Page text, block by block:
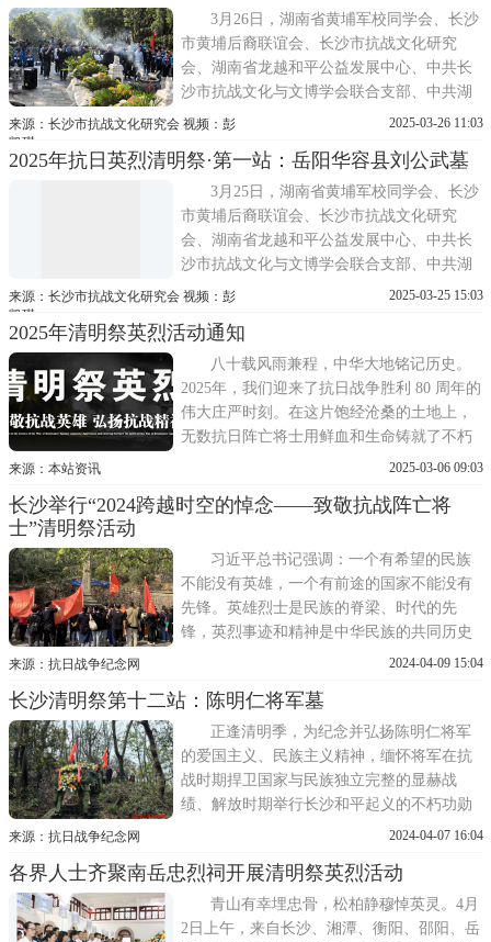
3月26日，湖南省黄埔军校同学会、长沙
市黄埔后裔联谊会、长沙市抗战文化研究
会、湖南省龙越和平公益发展中心、中共长
沙市抗战文化与文博学会联合支部、中共湖
南炎德文化实业有限公司党支部、民革湖南
部、湖南炎德文化实业有限公司、抗日战争
纪念网、抗日战争图书馆、湖南知青网等单
位专程赴湖南石门县郑洞国将军墓园...
来源：长沙市抗战文化研究会 视频：彭
凯琪
2025-03-26 11:03
2025年抗日英烈清明祭·第一站：岳阳华容县刘公武墓
3月25日，湖南省黄埔军校同学会、长沙
市黄埔后裔联谊会、长沙市抗战文化研究
会、湖南省龙越和平公益发展中心、中共长
沙市抗战文化与文博学会联合支部、中共湖
南炎德文化实业有限公司党支部、民革湖南
部、湖南炎德文化实业有限公司、抗日战争
纪念网、抗日战争图书馆、湖南知青网的黄
埔后裔、志愿者、工作人员，从长沙...
来源：长沙市抗战文化研究会 视频：彭
凯琪
2025-03-25 15:03
2025年清明祭英烈活动通知
八十载风雨兼程，中华大地铭记历史。
2025年，我们迎来了抗日战争胜利 80 周年的
伟大庄严时刻。在这片饱经沧桑的土地上，
无数抗日阵亡将士用鲜血和生命铸就了不朽
的丰碑。铭记是为了更好地前行，80 年，于
是永久地告别故乡与至亲至爱，于关注抗战
利七十周年，全国
来源：本站资讯 2025-03-06 09:03
长沙举行“2024跨越时空的悼念——致敬抗战阵亡将
士”清明祭活动
习近平总书记强调：一个有希望的民族
不能没有英雄，一个有前途的国家不能没有
先锋。英雄烈士是民族的脊梁、时代的先
锋，英烈事迹和精神是中华民族的共同历史
记忆和宝贵精神财富。 在中华民族的十四年
老幼团结一致抗击日本侵略者，他们前赴后
继，义无反顾，用自己的鲜血与生命捍卫着
民族的尊严。许许多多的抗战
来源：抗日战争纪念网 2024-04-09 15:04
长沙清明祭第十二站：陈明仁将军墓
正逢清明季，为纪念并弘扬陈明仁将军
的爱国主义、民族主义精神，缅怀将军在抗
战时期捍卫国家与民族独立完整的显赫战
绩、解放时期举行长沙和平起义的不朽功勋
以及新中国成立后对人民军队的卓越贡献，
下午，在岳麓山举行缅怀陈明仁将军清明祭
祀活动。祭奠仪式由湖南黄埔军校同学会副
会长、长沙黄埔后裔联谊会副
来源：抗日战争纪念网 2024-04-07 16:04
各界人士齐聚南岳忠烈祠开展清明祭英烈活动
青山有幸埋忠骨，松柏静穆悼英灵。4月
2日上午，来自长沙、湘潭、衡阳、邵阳、岳